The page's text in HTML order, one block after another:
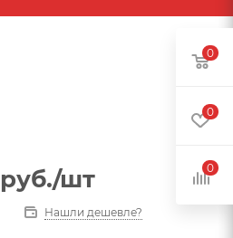
руб./шт
Нашли дешевле?
0
0
0